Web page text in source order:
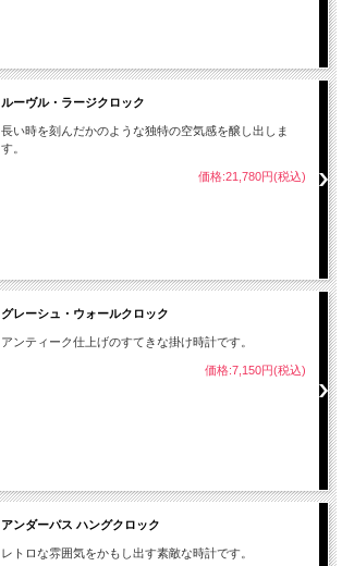
ルーヴル・ラージクロック
長い時を刻んだかのような独特の空気感を醸し出しま
す。
価格:21,780円(税込)
グレーシュ・ウォールクロック
アンティーク仕上げのすてきな掛け時計です。
価格:7,150円(税込)
アンダーパス ハングクロック
レトロな雰囲気をかもし出す素敵な時計です。